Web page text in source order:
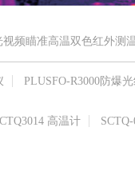
频瞄准高温双色红外测
PLUSFO-R3000防爆
高温计